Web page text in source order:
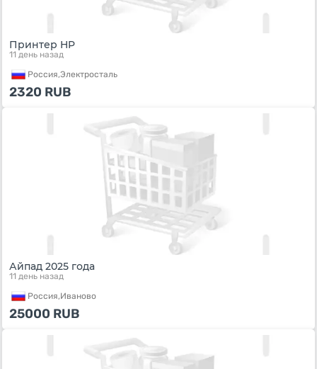
Принтер HP
11 день назад
Россия,Электросталь
2320 RUB
Айпад 2025 года
11 день назад
Россия,Иваново
25000 RUB